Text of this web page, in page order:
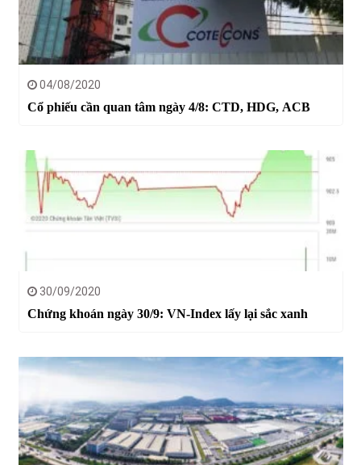
04/08/2020
Cổ phiếu cần quan tâm ngày 4/8: CTD, HDG, ACB
30/09/2020
Chứng khoán ngày 30/9: VN-Index lấy lại sắc xanh